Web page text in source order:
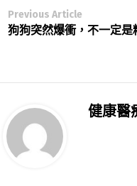
Previous Article
狗狗突然爆衝，不一定是
健康醫